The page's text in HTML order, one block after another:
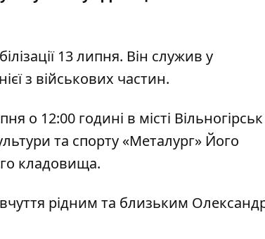
13 липня. Він служив у
з військових частин.
о 12:00 годині в місті Вільногірськ
та спорту «Металург» Його
кладовища.
рідним та близьким